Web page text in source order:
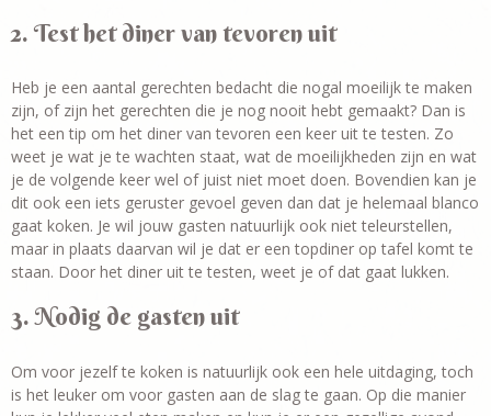
2. Test het diner van tevoren uit
Heb je een aantal gerechten bedacht die nogal moeilijk te maken
zijn, of zijn het gerechten die je nog nooit hebt gemaakt? Dan is
het een tip om het diner van tevoren een keer uit te testen. Zo
weet je wat je te wachten staat, wat de moeilijkheden zijn en wat
je de volgende keer wel of juist niet moet doen. Bovendien kan je
dit ook een iets geruster gevoel geven dan dat je helemaal blanco
gaat koken. Je wil jouw gasten natuurlijk ook niet teleurstellen,
maar in plaats daarvan wil je dat er een topdiner op tafel komt te
staan. Door het diner uit te testen, weet je of dat gaat lukken.
3. Nodig de gasten uit
Om voor jezelf te koken is natuurlijk ook een hele uitdaging, toch
is het leuker om voor gasten aan de slag te gaan. Op die manier